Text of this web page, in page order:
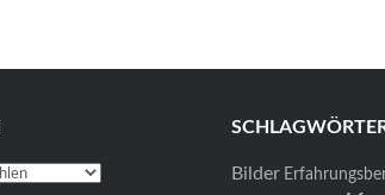
Bilder